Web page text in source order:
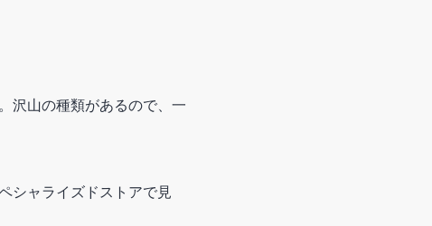
沢山の種類があるので、一
シャライズドストアで見